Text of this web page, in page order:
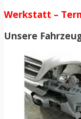
Werkstatt –
Unsere